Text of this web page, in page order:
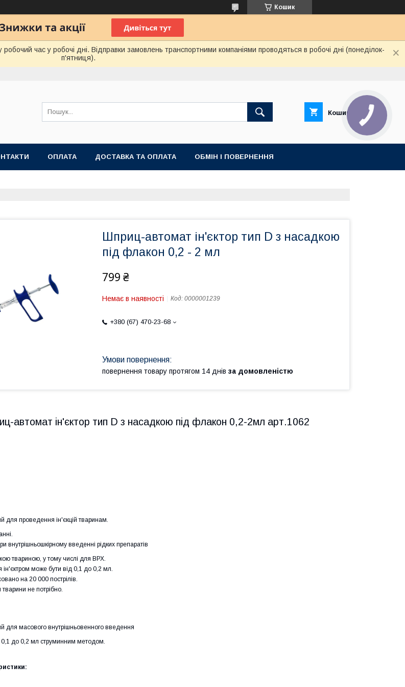
Кошик
час у робочі дні. Відправки замовлень транспортними компаніями проводяться в робочі дні (понеділок-
п'ятниця).
Кошик
ОПЛАТА ДОСТАВКА ТА ОПЛАТА ОБМІН І ПОВЕРНЕННЯ
Шприц-автомат ін'єктор тип D з насадкою
під флакон 0,2 - 2 мл
799 ₴
Немає в наявності Код: 0000001239
+380 (67) 470-23-68
повернення товару протягом 14 днів за домовленістю
автомат ін'єктор тип D з насадкою під флакон 0,2-2мл арт.1062
для проведення ін'єкцій тваринам.
внутрішньошкірному введенні рідких препаратів
твариною, у тому числі для ВРХ.
може бути від 0,1 до 0,2 мл.
на 20 000 пострілів.
не потрібно.
для масового внутрішньовенного введення
0,1 до 0,2 мл струминним методом.